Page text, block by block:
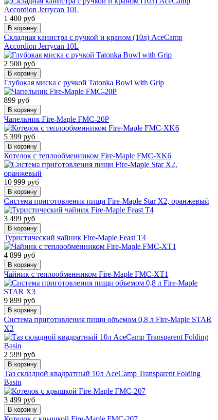
1 400 руб
В корзину
Складная канистра с ручкой и краном (10л) AceCamp
Accordion Jerrycan 10L
2 500 руб
В корзину
Глубокая миска с ручкой Tatonka Bowl with Grip
899 руб
В корзину
Чапельник Fire-Maple FMC-20P
5 399 руб
В корзину
Котелок с теплообменником Fire-Maple FMC-XK6
10 999 руб
В корзину
Система приготовления пищи Fire-Maple Star X2, оранжевый
3 499 руб
В корзину
Туристический чайник Fire-Maple Feast T4
4 899 руб
В корзину
Чайник с теплообменником Fire-Maple FMC-XT1
9 899 руб
В корзину
Система приготовления пищи объемом 0,8 л Fire-Maple STAR
X3
2 599 руб
В корзину
Таз складной квадратный 10л AceCamp Transparent Folding
Basin
3 499 руб
В корзину